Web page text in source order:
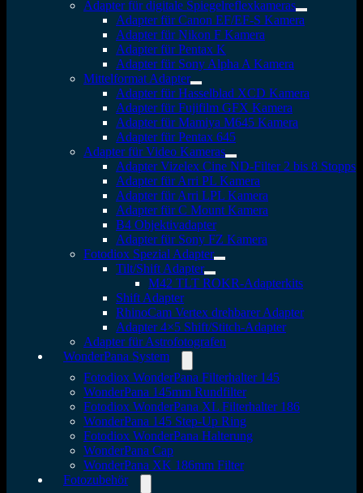
Adapter für digitale Spiegelreflexkameras
Adapter für Canon EF/EF-S Kamera
Adapter für Nikon F Kamera
Adapter für Pentax K
Adapter für Sony Alpha A Kamera
Mittelformat Adapter
Adapter für Hasselblad XCD Kamera
Adapter für Fujifilm GFX Kamera
Adapter für Mamiya M645 Kamera
Adapter für Pentax 645
Adapter für Video Kameras
Adapter Vizelex Cine ND-Filter 2 bis 8 Stopps
Adapter für Arri PL Kamera
Adapter für Arri LPL Kamera
Adapter für C Mount Kamera
B4 Objektivadapter
Adapter für Sony FZ Kamera
Fotodiox Spezial Adapter
Tilt/Shift Adapter
M42 TLT ROKR-Adapterkits
Shift Adapter
RhinoCam Vertex drehbarer Adapter
Adapter 4×5 Shift/Stitch-Adapter
Adapter für Astrofotografen
WonderPana System
Fotodiox WonderPana Filterhalter 145
WonderPana 145mm Rundfilter
Fotodiox WonderPana XL Filterhalter 186
WonderPana 145 Step-Up Ring
Fotodiox WonderPana Halterung
WonderPana Cap
WonderPana XK 186mm Filter
Fotozubehör